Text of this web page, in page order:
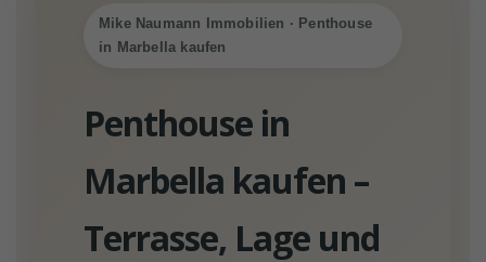
Mike Naumann Immobilien · Penthouse
in Marbella kaufen
Penthouse in
Marbella kaufen –
Terrasse, Lage und